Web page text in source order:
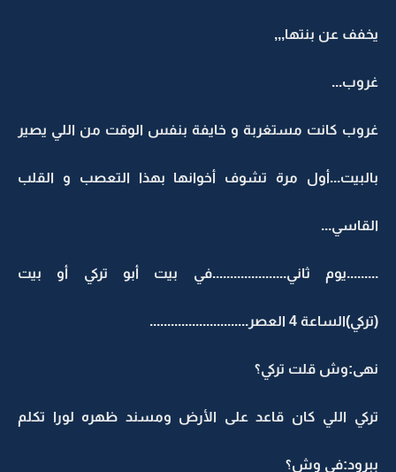
يخفف عن بنتها,,,
غروب...
غروب كانت مستغربة و خايفة بنفس الوقت من اللي يصير
بالبيت...أول مرة تشوف أخوانها بهذا التعصب و القلب
القاسي...
.........يوم ثاني.....................في بيت أبو تركي أو بيت
(تركي)الساعة 4 العصر............................
نهى:وش قلت تركي؟
تركي اللي كان قاعد على الأرض ومسند ظهره لورا تكلم
ببرود:في وش؟